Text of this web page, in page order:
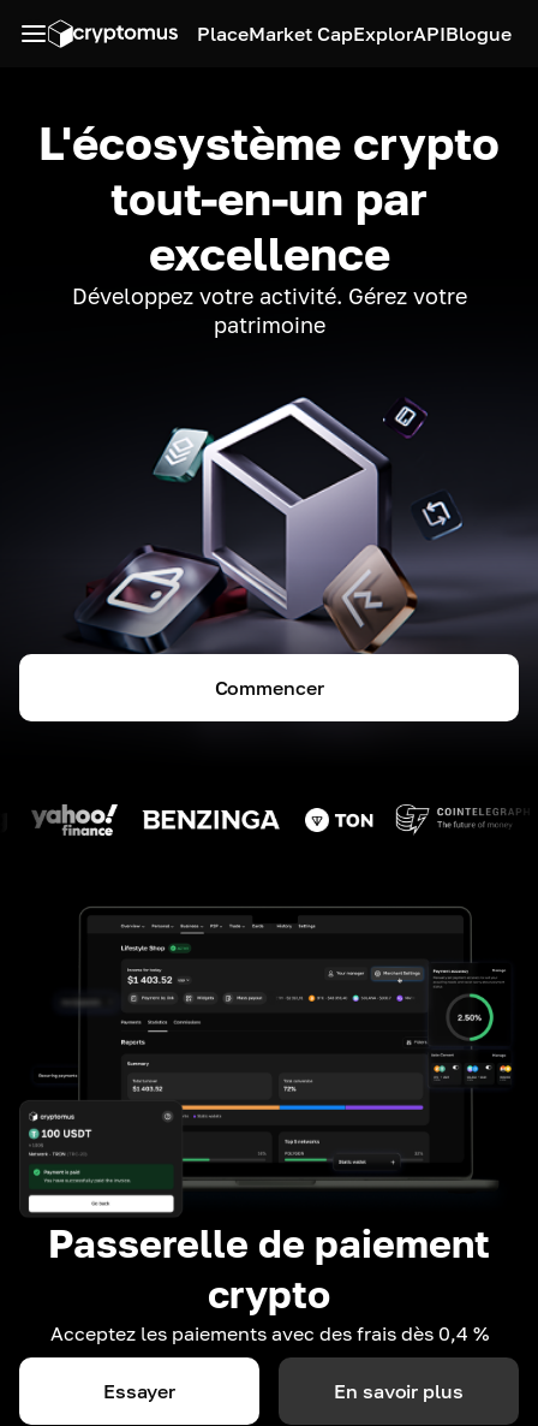
PlaceMarket CapExplorAPIBlogue
L'écosystème crypto
tout-en-un par
excellence
Développez votre activité. Gérez votre
patrimoine
Commencer
Passerelle de paiement
crypto
Acceptez les paiements avec des frais dès 0,4 %
Essayer En savoir plus